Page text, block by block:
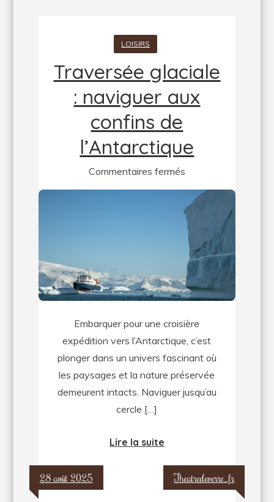
LOISIRS
Traversée glaciale
: naviguer aux
confins de
l’Antarctique
Commentaires ferméssur
Traversée
glaciale
:
naviguer
aux
confins
de
Embarquer pour une croisière
expédition vers l’Antarctique, c’est
plonger dans un univers fascinant où
les paysages et la nature préservée
demeurent intacts. Naviguer jusqu’au
cercle […]
Lire la suite
28 août 2025 Theatredeverre_fr